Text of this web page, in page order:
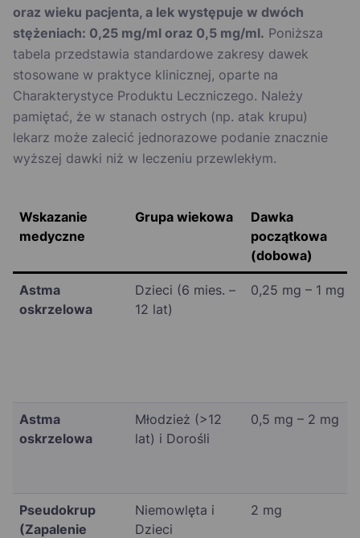
oraz wieku pacjenta, a lek występuje w dwóch
stężeniach: 0,25 mg/ml oraz 0,5 mg/ml. Poniższa
tabela przedstawia standardowe zakresy dawek
stosowane w praktyce klinicznej, oparte na
Charakterystyce Produktu Leczniczego. Należy
pamiętać, że w stanach ostrych (np. atak krupu)
lekarz może zalecić jednorazowe podanie znacznie
wyższej dawki niż w leczeniu przewlekłym.
Wskazanie
medyczne
Grupa wiekowa
Dawka
początkowa
(dobowa)
Astma
oskrzelowa
Dzieci (6 mies. –
12 lat)
0,25 mg – 1 mg
Astma
oskrzelowa
Młodzież (>12
lat) i Dorośli
0,5 mg – 2 mg
Pseudokrup
(Zapalenie
Niemowlęta i
Dzieci
2 mg